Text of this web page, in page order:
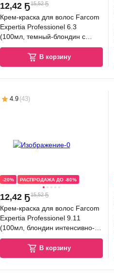
12,42 Ҕ15,52 Ҕ
Крем-краска для волос Farcom
Expertia Professionel 6.3
(100мл, темный-блондин с
золотистым оттенком)
В корзину
4.9 (43)
-20% РАСПРОДАЖА ДО -80%
12,42 Ҕ15,52 Ҕ
Крем-краска для волос Farcom
Expertia Professionel 9.11
(100мл, блондин интенсивно-
пепельный)
В корзину